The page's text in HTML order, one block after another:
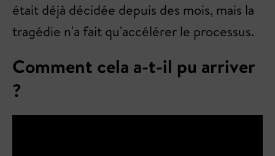
était déjà décidée depuis des mois, mais la
tragédie n'a fait qu'accélérer le processus.
Comment cela a-t-il pu arriver
?